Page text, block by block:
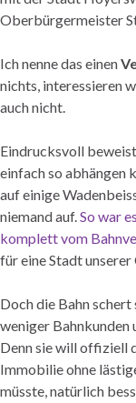
Oberbürgermeister
Ich nenne das einen
nichts, interessieren
auch nicht.
Eindrucksvoll
einfach so abhängen
auf einige
niemand auf.So war
komplett vom
für eine Stadt
Doch die Bahn
weniger Bahnkunden
Denn sie will offiziell
Immobilie ohne
müsste, natürlich